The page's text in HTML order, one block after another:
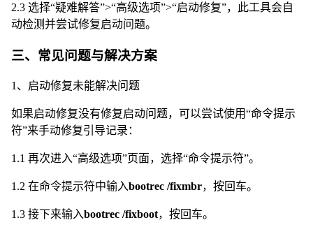
2.3 选择“疑难解答”>“高级选项”>“启动修复”，此工具会自
动检测并尝试修复启动问题。
三、常见问题与解决方案
1、启动修复未能解决问题
如果启动修复没有修复启动问题，可以尝试使用“命令提示
符”来手动修复引导记录：
1.1 再次进入“高级选项”页面，选择“命令提示符”。
1.2 在命令提示符中输入bootrec /fixmbr，按回车。
1.3 接下来输入bootrec /fixboot，按回车。